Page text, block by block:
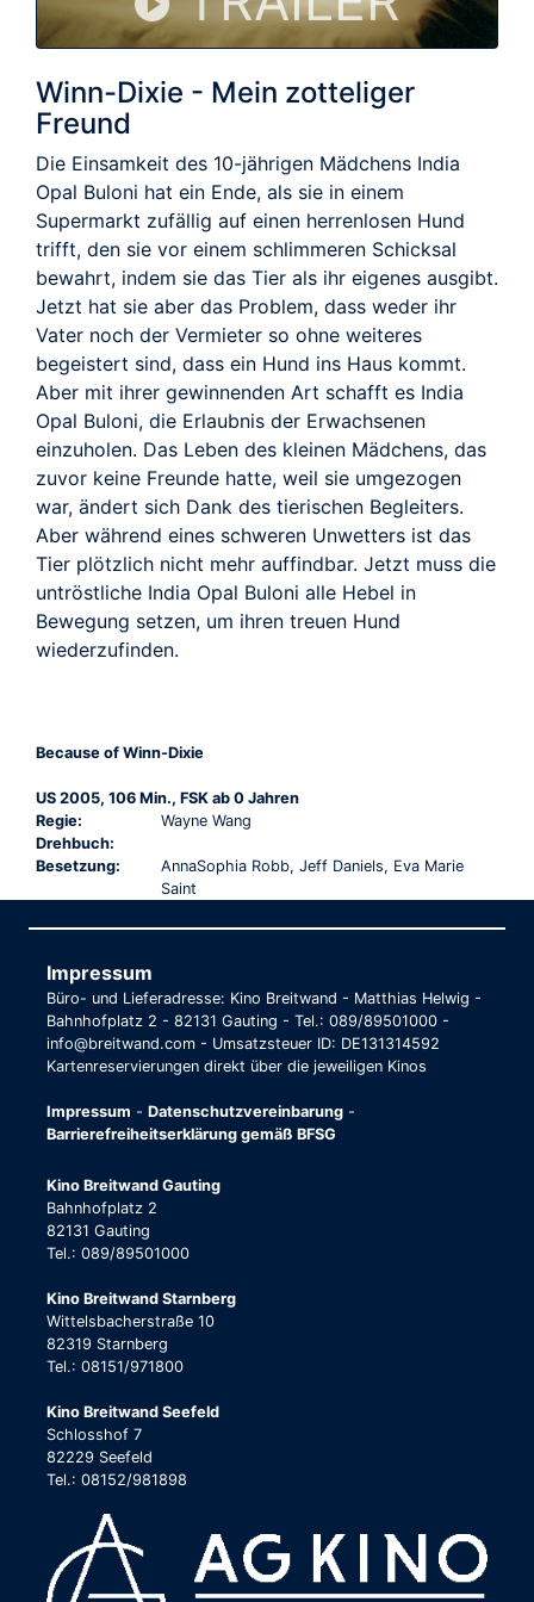
Winn-Dixie - Mein zotteliger
Freund
Die Einsamkeit des 10-jährigen Mädchens India
Opal Buloni hat ein Ende, als sie in einem
Supermarkt zufällig auf einen herrenlosen Hund
trifft, den sie vor einem schlimmeren Schicksal
bewahrt, indem sie das Tier als ihr eigenes ausgibt.
Jetzt hat sie aber das Problem, dass weder ihr
Vater noch der Vermieter so ohne weiteres
begeistert sind, dass ein Hund ins Haus kommt.
Aber mit ihrer gewinnenden Art schafft es India
Opal Buloni, die Erlaubnis der Erwachsenen
einzuholen. Das Leben des kleinen Mädchens, das
zuvor keine Freunde hatte, weil sie umgezogen
war, ändert sich Dank des tierischen Begleiters.
Aber während eines schweren Unwetters ist das
Tier plötzlich nicht mehr auffindbar. Jetzt muss die
untröstliche India Opal Buloni alle Hebel in
Bewegung setzen, um ihren treuen Hund
wiederzufinden.
Because of Winn-Dixie
US 2005, 106 Min., FSK ab 0 Jahren
Regie:
Wayne Wang
Drehbuch:
Besetzung:
AnnaSophia Robb, Jeff Daniels, Eva Marie
Saint
Impressum
Büro- und Lieferadresse: Kino Breitwand - Matthias Helwig -
Bahnhofplatz 2 - 82131 Gauting - Tel.: 089/89501000 -
info@breitwand.com - Umsatzsteuer ID: DE131314592
Kartenreservierungen direkt über die jeweiligen Kinos
Impressum - Datenschutzvereinbarung -
Barrierefreiheitserklärung gemäß BFSG
Kino Breitwand Gauting
Bahnhofplatz 2
82131 Gauting
Tel.: 089/89501000
Kino Breitwand Starnberg
Wittelsbacherstraße 10
82319 Starnberg
Tel.: 08151/971800
Kino Breitwand Seefeld
Schlosshof 7
82229 Seefeld
Tel.: 08152/981898